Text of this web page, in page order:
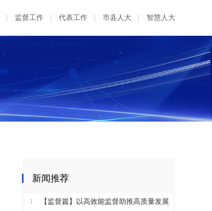
监督工作 代表工作 市县人大 智慧人大
新闻推荐
1 【监督篇】以高效能监督助推高质量发展